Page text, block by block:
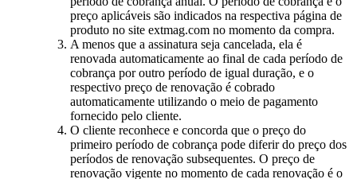
preço aplicáveis são indicados na respectiva página de
produto no site extmag.com no momento da compra.
A menos que a assinatura seja cancelada, ela é
renovada automaticamente ao final de cada período de
cobrança por outro período de igual duração, e o
respectivo preço de renovação é cobrado
automaticamente utilizando o meio de pagamento
fornecido pelo cliente.
O cliente reconhece e concorda que o preço do
primeiro período de cobrança pode diferir do preço dos
períodos de renovação subsequentes. O preço de
renovação vigente no momento de cada renovação é o